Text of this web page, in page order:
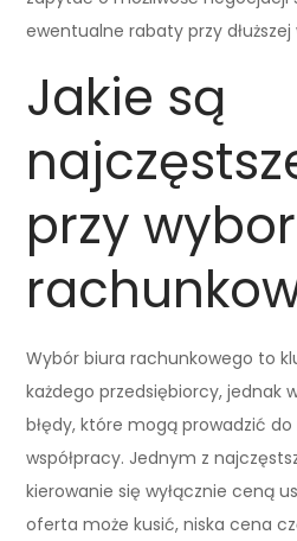
ewentualne rabaty przy dłuższej
Jakie są
przy
Wybór biura rachunkowego to
każdego przedsiębiorcy, jednak
błędy, które mogą prowadzić
współpracy. Jednym z
kierowanie się wyłącznie ceną
oferta może kusić, niska cena